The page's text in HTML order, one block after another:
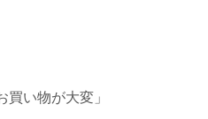
買い物が大変」